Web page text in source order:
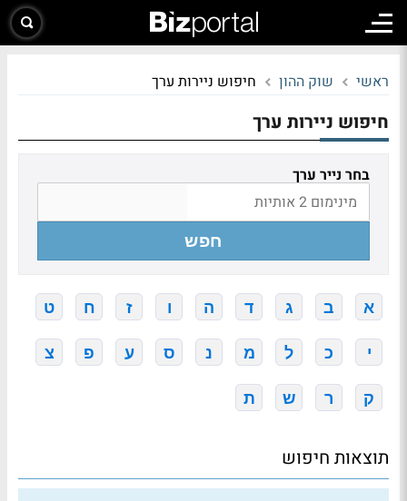
ראשי שוק ההון חיפוש ניירות ערך
חיפוש ניירות ערך
בחר נייר ערך
חפש
א ב ג ד ה ו ז ח ט
י כ ל מ נ ס ע פ צ
ק ר ש ת
תוצאות חיפוש